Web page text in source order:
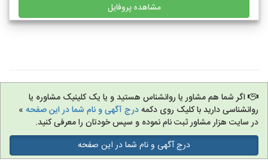
مشاهده پروفایل
اگر شما هم مشاور یا روانشناس هستید و یا یک کلینیک مشاوره یا
روانشناسی دارید با کلیک روی دکمهدرج آگهی و نام شما در این صفحه »
در سایت هزار مشاور ثبت نام نموده و سپس خودتان را معرفی کنید.
درج آگهی و نام شما در این صفحه